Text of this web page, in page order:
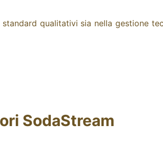
qualitativi sia nella gestione
SodaStream